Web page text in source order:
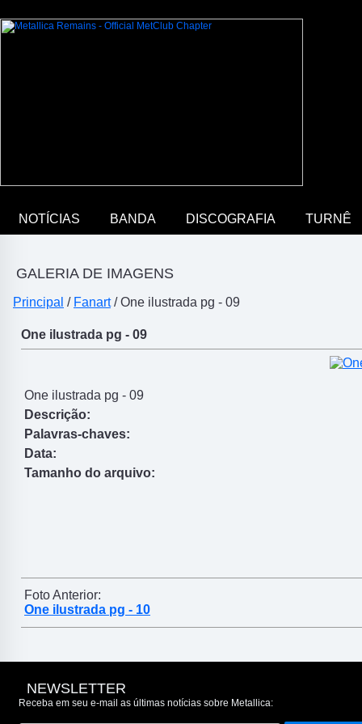
NOTÍCIAS BANDA DISCOGRAFIA TURNÊ
GALERIA DE IMAGENS
Principal / Fanart/ One ilustrada pg - 09
One ilustrada pg - 09
One ilustrada pg - 09
Descrição:
Palavras-chaves:
Data:
Tamanho do arquivo:
Foto Anterior:
One ilustrada pg - 10
NEWSLETTER
Receba em seu e-mail as últimas notícias sobre Metallica: